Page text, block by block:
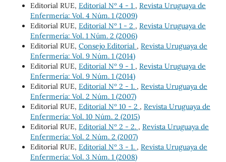
Editorial RUE, Editorial Nº 4 - 1 , Revista Uruguaya de
Enfermería: Vol. 4 Núm. 1 (2009)
Editorial RUE, Editorial Nº 1 - 2 , Revista Uruguaya de
Enfermería: Vol. 1 Núm. 2 (2006)
Editorial RUE, Consejo Editorial , Revista Uruguaya de
Enfermería: Vol. 9 Núm. 1 (2014)
Editorial RUE, Editorial Nº 9 - 1 , Revista Uruguaya de
Enfermería: Vol. 9 Núm. 1 (2014)
Editorial RUE, Editorial Nº 2 - 1. , Revista Uruguaya de
Enfermería: Vol. 2 Núm. 1 (2007)
Editorial RUE, Editorial Nº 10 - 2 , Revista Uruguaya de
Enfermería: Vol. 10 Núm. 2 (2015)
Editorial RUE, Editorial Nº 2 - 2. , Revista Uruguaya de
Enfermería: Vol. 2 Núm. 2 (2007)
Editorial RUE, Editorial Nº 3 - 1. , Revista Uruguaya de
Enfermería: Vol. 3 Núm. 1 (2008)